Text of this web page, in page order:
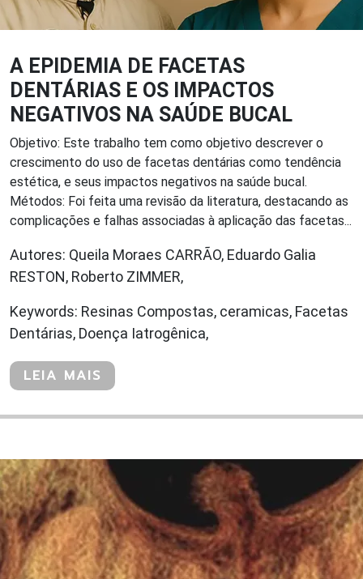
A EPIDEMIA DE FACETAS
DENTÁRIAS E OS IMPACTOS
NEGATIVOS NA SAÚDE BUCAL
Objetivo: Este trabalho tem como objetivo descrever o
crescimento do uso de facetas dentárias como tendência
estética, e seus impactos negativos na saúde bucal.
Métodos: Foi feita uma revisão da literatura, destacando as
complicações e falhas associadas à aplicação das facetas...
Autores: Queila Moraes CARRÃO, Eduardo Galia
RESTON, Roberto ZIMMER,
Keywords: Resinas Compostas, ceramicas, Facetas
Dentárias, Doença Iatrogênica,
LEIA MAIS